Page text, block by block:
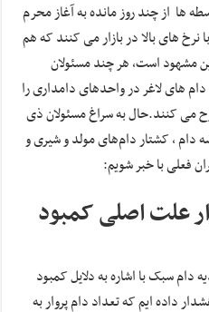
ها از چند روز مانده به آغاز محرم
نرخ های بالا در بازار می کنند که هم
مشهود است، هر چند مسئولان
های لاغر در واحدهای دامداری را
می کنند.حال به سراغ مسئولان ذی
دام ، کشتار دام‌های مولد و شیری و
فعلی با خبر شویم:
علت اصلی کمبود
سبک با اشاره به دلایل کمبود
داده ایم که تعداد دام پروار به